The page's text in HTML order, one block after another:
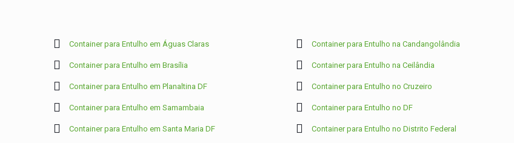
Container para Entulho em Águas Claras
Container para Entulho em Brasília
Container para Entulho em Planaltina DF
Container para Entulho em Samambaia
Container para Entulho em Santa Maria DF
Container para Entulho na Candangolândia
Container para Entulho na Ceilândia
Container para Entulho no Cruzeiro
Container para Entulho no DF
Container para Entulho no Distrito Federal